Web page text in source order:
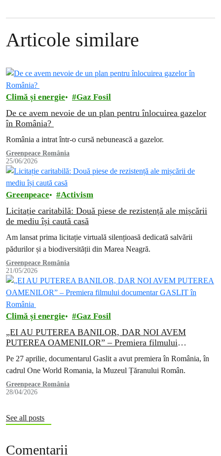
Articole similare
Climă și energie Gaz Fosil
De ce avem nevoie de un plan pentru înlocuirea gazelor
în România?
România a intrat într-o cursă nebunească a gazelor.
Greenpeace România
25/06/2026
Greenpeace Activism
Licitație caritabilă: Două piese de rezistență ale mișcării
de mediu își caută casă
Am lansat prima licitație virtuală silențioasă dedicată salvării
pădurilor și a biodiversității din Marea Neagră.
Greenpeace România
21/05/2026
Climă și energie Gaz Fosil
„EI AU PUTEREA BANILOR, DAR NOI AVEM
PUTEREA OAMENILOR” – Premiera filmului
Pe 27 aprilie, documentarul Gaslit a avut premiera în România, în
cadrul One World Romania, la Muzeul Țăranului Român.
Greenpeace România
28/04/2026
See all posts
Comentarii